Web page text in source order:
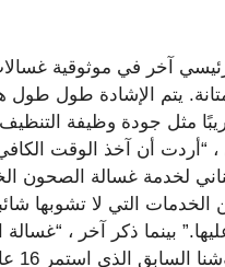
آخر في موثوقية
يتم الإشادة طول طول
مثل جودة وظيفة
، “أردت أن آخذ الوقت
التي لا تشوبها
عليها.” بينما ذكر آخر ،